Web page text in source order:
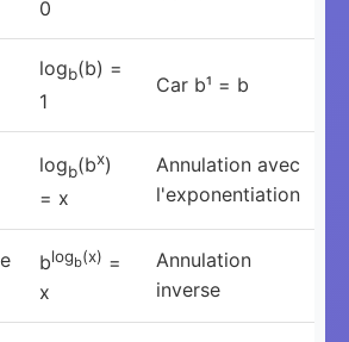
0
logb(b) =
1
Car b¹ = b
logb(bx)
= x
Annulation avec
l'exponentiation
blogb(x) =
x
Annulation
inverse